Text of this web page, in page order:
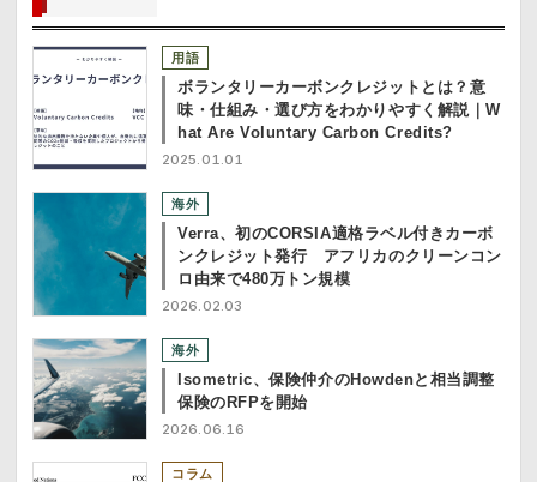
用語
ボランタリーカーボンクレジットとは？意
味・仕組み・選び方をわかりやすく解説｜W
hat Are Voluntary Carbon Credits?
2025.01.01
海外
Verra、初のCORSIA適格ラベル付きカーボ
ンクレジット発行 アフリカのクリーンコン
ロ由来で480万トン規模
2026.02.03
海外
Isometric、保険仲介のHowdenと相当調整
保険のRFPを開始
2026.06.16
コラム